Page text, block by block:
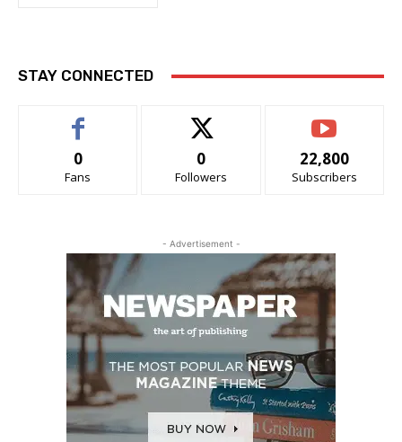
STAY CONNECTED
0
Fans
0
Followers
22,800
Subscribers
- Advertisement -